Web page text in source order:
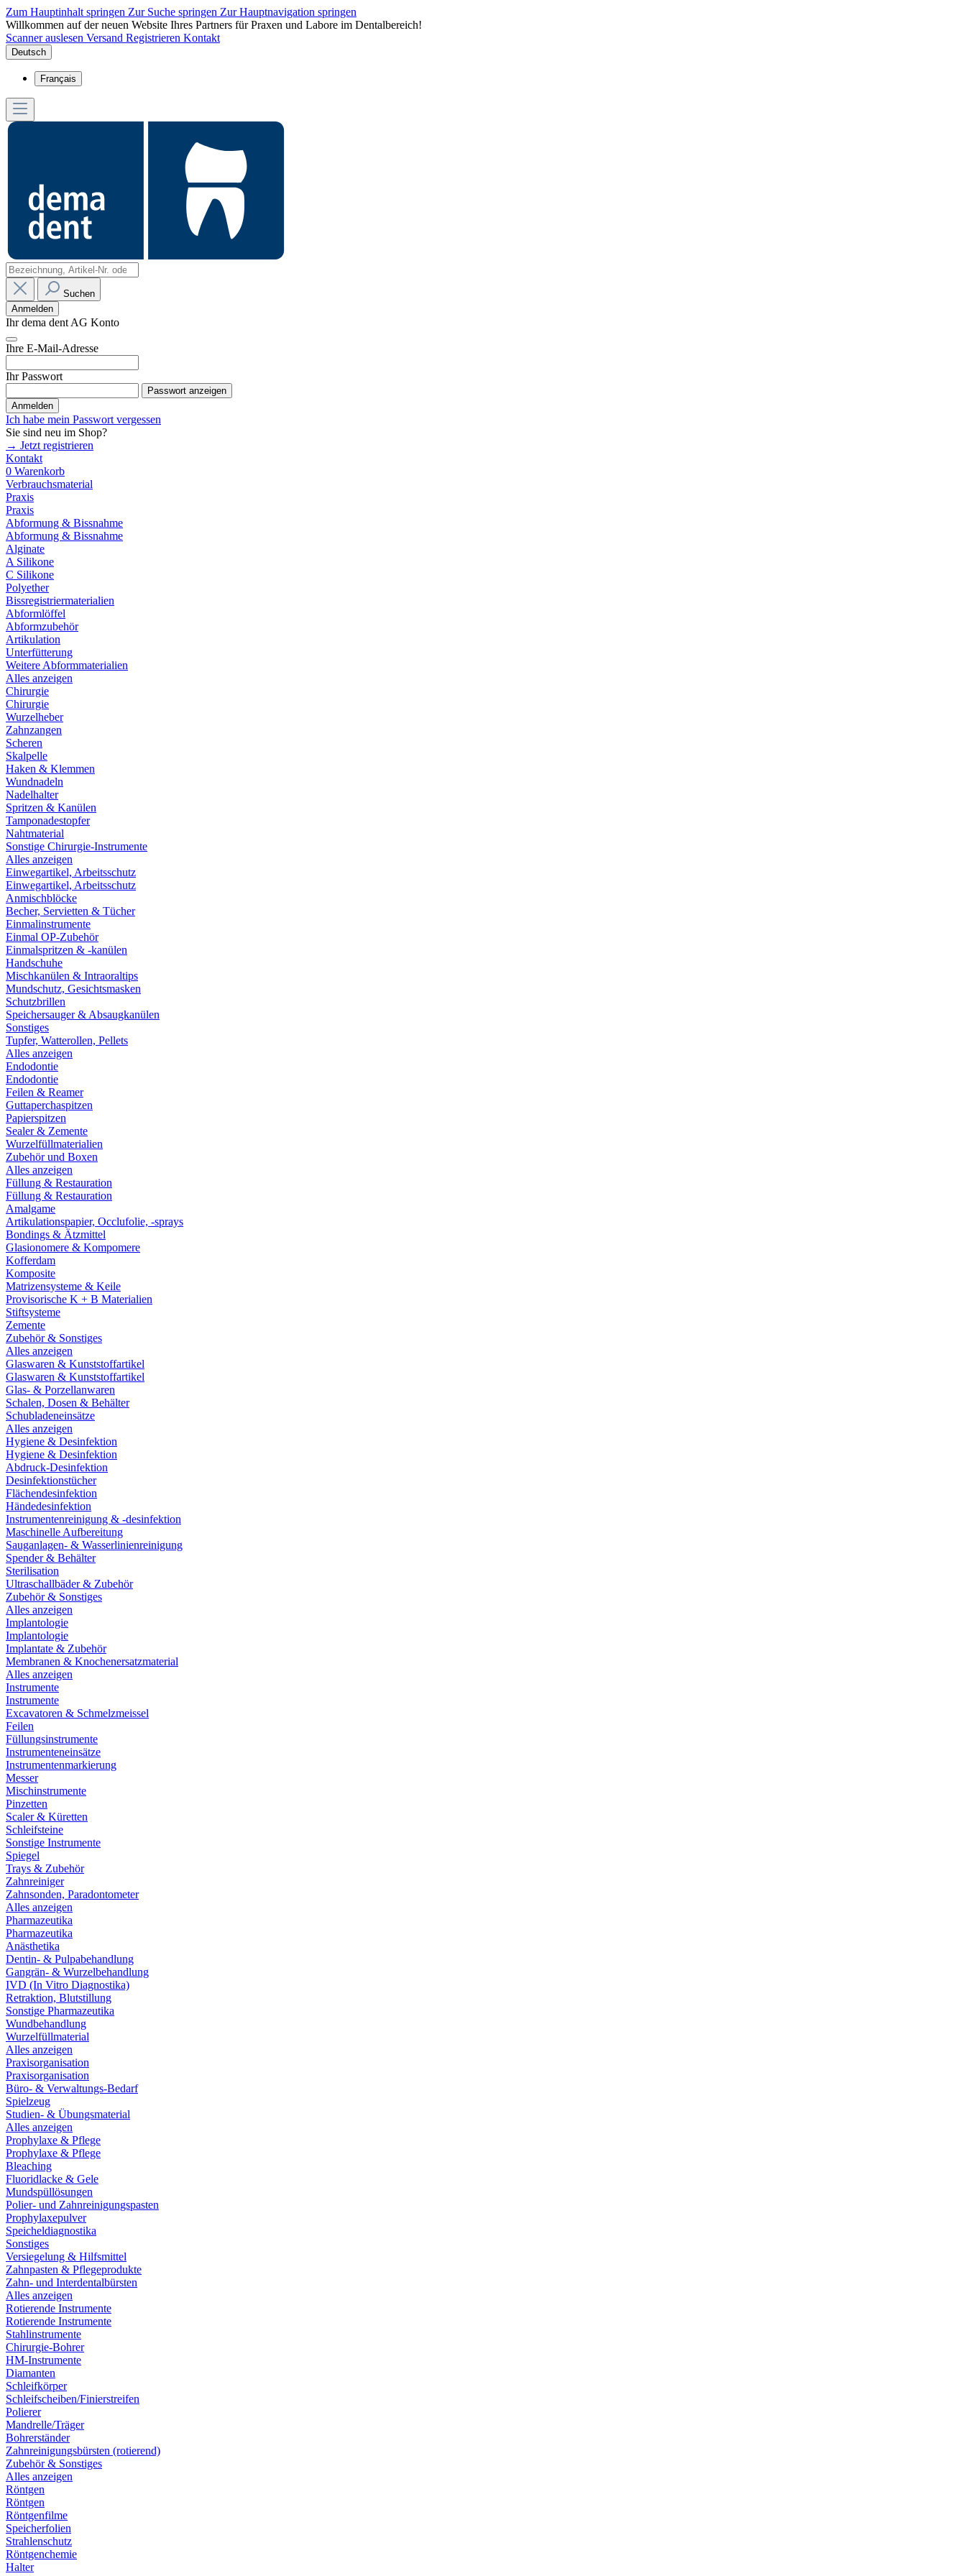
Zum Hauptinhalt springen Zur Suche springen Zur Hauptnavigation springen
Willkommen auf der neuen Website Ihres Partners für Praxen und Labore im Dentalbereich!
Scanner auslesen Versand Registrieren Kontakt
Deutsch
Français
Suchen
Anmelden
Ihr dema dent AG Konto
Ihre E-Mail-Adresse
Ihr Passwort
Passwort anzeigen
Anmelden
Ich habe mein Passwort vergessen
Sie sind neu im Shop?
→ Jetzt registrieren
Kontakt
0 Warenkorb
Verbrauchsmaterial
Praxis
Praxis
Abformung & Bissnahme
Abformung & Bissnahme
Alginate
A Silikone
C Silikone
Polyether
Bissregistriermaterialien
Abformlöffel
Abformzubehör
Artikulation
Unterfütterung
Weitere Abformmaterialien
Alles anzeigen
Chirurgie
Chirurgie
Wurzelheber
Zahnzangen
Scheren
Skalpelle
Haken & Klemmen
Wundnadeln
Nadelhalter
Spritzen & Kanülen
Tamponadestopfer
Nahtmaterial
Sonstige Chirurgie-Instrumente
Alles anzeigen
Einwegartikel, Arbeitsschutz
Einwegartikel, Arbeitsschutz
Anmischblöcke
Becher, Servietten & Tücher
Einmalinstrumente
Einmal OP-Zubehör
Einmalspritzen & -kanülen
Handschuhe
Mischkanülen & Intraoraltips
Mundschutz, Gesichtsmasken
Schutzbrillen
Speichersauger & Absaugkanülen
Sonstiges
Tupfer, Watterollen, Pellets
Alles anzeigen
Endodontie
Endodontie
Feilen & Reamer
Guttaperchaspitzen
Papierspitzen
Sealer & Zemente
Wurzelfüllmaterialien
Zubehör und Boxen
Alles anzeigen
Füllung & Restauration
Füllung & Restauration
Amalgame
Artikulationspapier, Occlufolie, -sprays
Bondings & Ätzmittel
Glasionomere & Kompomere
Kofferdam
Komposite
Matrizensysteme & Keile
Provisorische K + B Materialien
Stiftsysteme
Zemente
Zubehör & Sonstiges
Alles anzeigen
Glaswaren & Kunststoffartikel
Glaswaren & Kunststoffartikel
Glas- & Porzellanwaren
Schalen, Dosen & Behälter
Schubladeneinsätze
Alles anzeigen
Hygiene & Desinfektion
Hygiene & Desinfektion
Abdruck-Desinfektion
Desinfektionstücher
Flächendesinfektion
Händedesinfektion
Instrumentenreinigung & -desinfektion
Maschinelle Aufbereitung
Sauganlagen- & Wasserlinienreinigung
Spender & Behälter
Sterilisation
Ultraschallbäder & Zubehör
Zubehör & Sonstiges
Alles anzeigen
Implantologie
Implantologie
Implantate & Zubehör
Membranen & Knochenersatzmaterial
Alles anzeigen
Instrumente
Instrumente
Excavatoren & Schmelzmeissel
Feilen
Füllungsinstrumente
Instrumenteneinsätze
Instrumentenmarkierung
Messer
Mischinstrumente
Pinzetten
Scaler & Küretten
Schleifsteine
Sonstige Instrumente
Spiegel
Trays & Zubehör
Zahnreiniger
Zahnsonden, Paradontometer
Alles anzeigen
Pharmazeutika
Pharmazeutika
Anästhetika
Dentin- & Pulpabehandlung
Gangrän- & Wurzelbehandlung
IVD (In Vitro Diagnostika)
Retraktion, Blutstillung
Sonstige Pharmazeutika
Wundbehandlung
Wurzelfüllmaterial
Alles anzeigen
Praxisorganisation
Praxisorganisation
Büro- & Verwaltungs-Bedarf
Spielzeug
Studien- & Übungsmaterial
Alles anzeigen
Prophylaxe & Pflege
Prophylaxe & Pflege
Bleaching
Fluoridlacke & Gele
Mundspüllösungen
Polier- und Zahnreinigungspasten
Prophylaxepulver
Speicheldiagnostika
Sonstiges
Versiegelung & Hilfsmittel
Zahnpasten & Pflegeprodukte
Zahn- und Interdentalbürsten
Alles anzeigen
Rotierende Instrumente
Rotierende Instrumente
Stahlinstrumente
Chirurgie-Bohrer
HM-Instrumente
Diamanten
Schleifkörper
Schleifscheiben/Finierstreifen
Polierer
Mandrelle/Träger
Bohrerständer
Zahnreinigungsbürsten (rotierend)
Zubehör & Sonstiges
Alles anzeigen
Röntgen
Röntgen
Röntgenfilme
Speicherfolien
Strahlenschutz
Röntgenchemie
Halter